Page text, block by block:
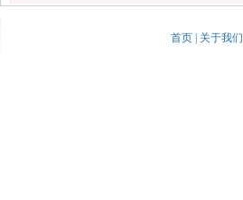
首页 关于我们